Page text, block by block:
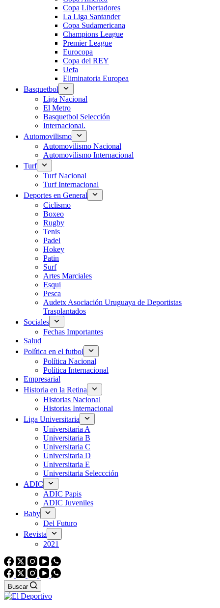
Copa Libertadores
La Liga Santander
Copa Sudamericana
Champions League
Premier League
Eurocopa
Copa del REY
Uefa
Eliminatoria Europea
Basquetbol
Liga Nacional
El Metro
Basquetbol Selección
Internacional.
Automovilismo
Automovilismo Nacional
Automovilismo Internacional
Turf
Turf Nacional
Turf Internacional
Deportes en General
Ciclismo
Boxeo
Rugby
Tenis
Padel
Hokey
Patin
Surf
Artes Marciales
Esqui
Pesca
Audetx Asociación Uruguaya de Deportistas
Trasplantados
Sociales
Fechas Importantes
Salud
Política en el futbol
Política Nacional
Política Internacional
Empresarial
Historia en la Retina
Historias Nacional
Historias Internacional
Liga Universitaria
Universitaria A
Universitaria B
Universitaria C
Universitaria D
Universitaria E
Universitaria Seleccción
ADIC
ADIC Papis
ADIC Juveniles
Baby
Del Futuro
Revista
2021
Buscar